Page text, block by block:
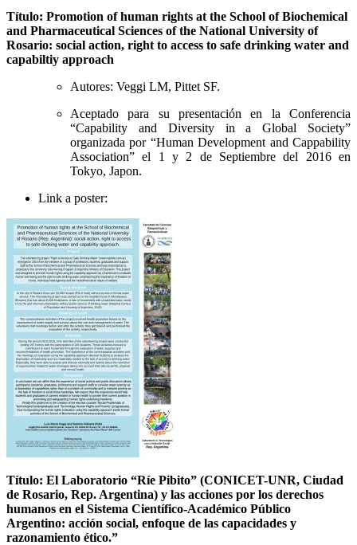
Título: Promotion of human rights at the School of Biochemical
and Pharmaceutical Sciences of the National University of
Rosario: social action, right to access to safe drinking water and
capabiltiy approach
Autores: Veggi LM, Pittet SF.
Aceptado para su presentación en la Conferencia
“Capability and Diversity in a Global Society”
organizada por “Human Development and Cappability
Association” el 1 y 2 de Septiembre del 2016 en
Tokyo, Japon.
Link a poster:
Título: El Laboratorio “Ríe Pibito” (CONICET-UNR, Ciudad
de Rosario, Rep. Argentina) y las acciones por los derechos
humanos en el Sistema Científico-Académico Público
Argentino: acción social, enfoque de las capacidades y
razonamiento ético.”